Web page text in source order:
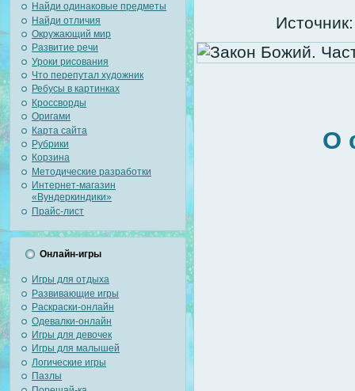
Найди одинаковые предметы
Найди отличия
Окружающий мир
Развитие речи
Уроки рисования
Что перепутал художник
Ребусы в картинках
Кроссворды
Оригами
Карта сайта
Рубрики
Корзина
Методические разработки
Интернет-магазин
«Вундеркиндики»
Прайс-лист
Онлайн-игры
Игры для отдыха
Развивающие игры
Раскраски-онлайн
Одевалки-онлайн
Игры для девочек
Игры для малышей
Логические игры
Пазлы
О